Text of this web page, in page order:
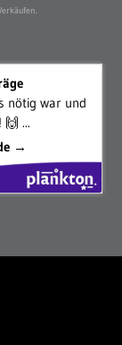
nötig war und
...
→